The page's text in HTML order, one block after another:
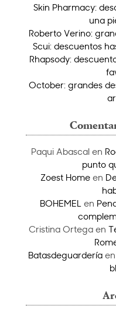
Skin Pharmacy:
una
Roberto Verino:
Scui: descuentos
Rhapsody:
October: grandes
Paqui Abascalen
punto
Zoest Homeen
BOHEMEL en
Cristina Ortegaen
Batasdeguardería en